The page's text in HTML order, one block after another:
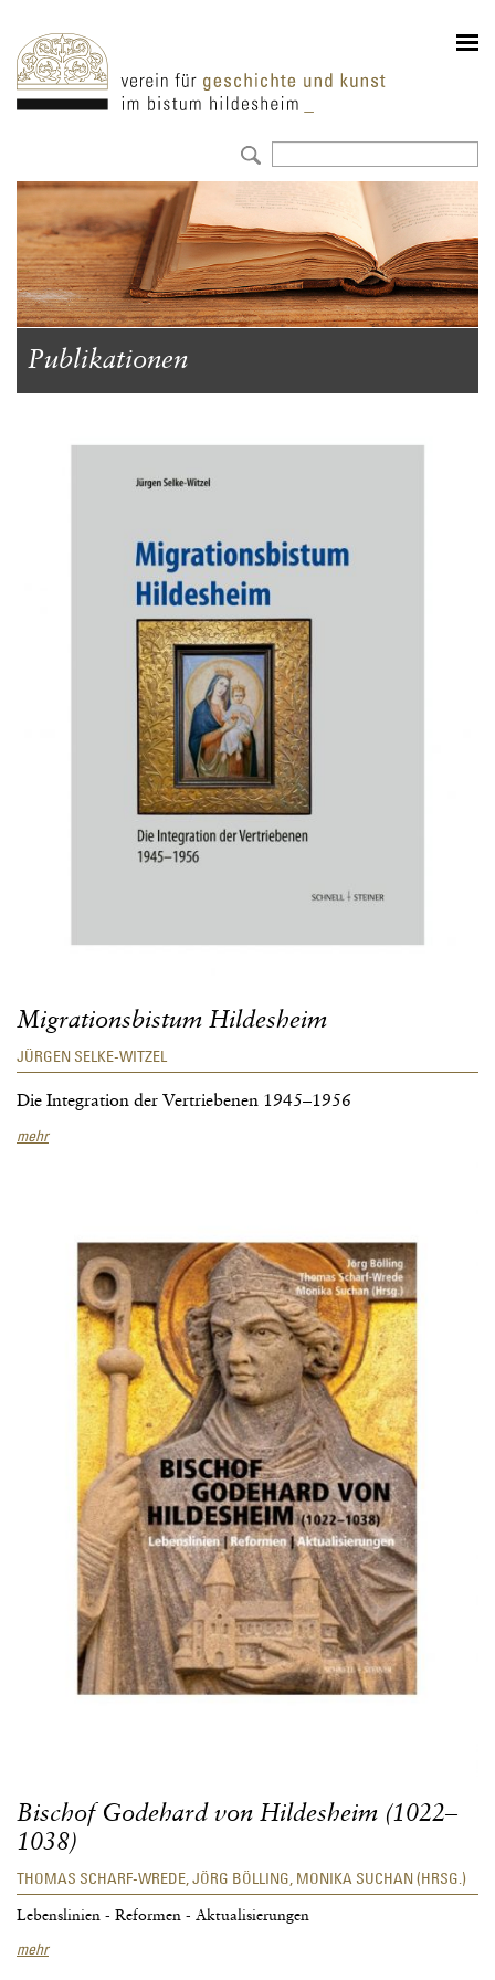
Publikationen
Migrationsbistum Hildesheim
JÜRGEN SELKE-WITZEL
Die Integration der Vertriebenen 1945–1956
mehrMigrationsbistum
Bischof Godehard von Hildesheim (1022–
1038)
THOMAS SCHARF-WREDE, JÖRG BÖLLING, MONIKA SUCHAN (HRSG.)
Lebenslinien - Reformen - Aktualisierungen
mehrBischof